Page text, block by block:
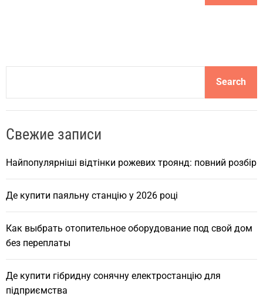
a
c
Search
Свежие записи
Найпопулярніші відтінки рожевих троянд: повний розбір
Де купити паяльну станцію у 2026 році
Как выбрать отопительное оборудование под свой дом
без переплаты
Де купити гібридну сонячну електростанцію для
підприємства